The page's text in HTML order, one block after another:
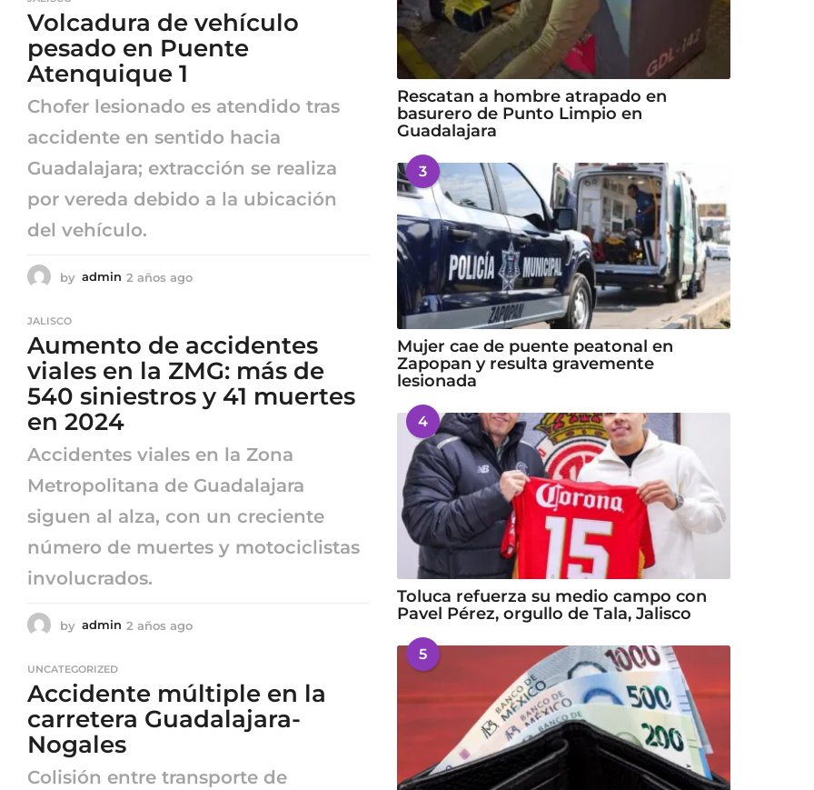
s
a
g
Volcadura de vehículo
pesado en Puente
Atenquique 1
Chofer lesionado es atendido tras
accidente en sentido hacia
Guadalajara; extracción se realiza
por vereda debido a la ubicación
del vehículo.
by admin 2 años ago
s
a
g
o
JALISCO
Aumento de accidentes
viales en la ZMG: más de
540 siniestros y 41 muertes
en 2024
Accidentes viales en la Zona
Metropolitana de Guadalajara
siguen al alza, con un creciente
número de muertes y motociclistas
involucrados.
by admin 2 años ago
s
a
g
UNCATEGORIZED
Accidente múltiple en la
carretera Guadalajara-
Nogales
Colisión entre transporte de
Rescatan a hombre atrapado en
basurero de Punto Limpio en
Guadalajara
3
Mujer cae de puente peatonal en
Zapopan y resulta gravemente
lesionada
4
Toluca refuerza su medio campo con
Pavel Pérez, orgullo de Tala, Jalisco
5